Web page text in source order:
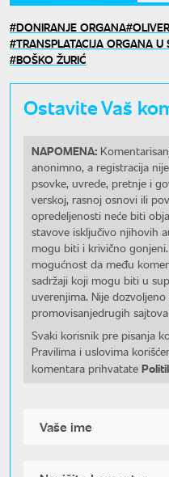
DONIRANJE ORGANA
TRANSPLATACIJA ORGANA U
BOŠKO ŽURIĆ
Ostavite Vaš
NAPOMENA:
anonimno, a registracija
psovke, uvrede, pretnje i
verskoj, rasnoj osnovi ili
opredeljenosti neće biti
stavove isključivo njihovih
mogu biti i krivično
mogućnost da među
sadržaji koji mogu biti u
uverenjima. Nije
promovisanjedrugih
Svaki korisnik pre pisanja
Pravilima i uslovima
komentara prihvatate